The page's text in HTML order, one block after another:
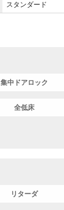
スタンダード
集中ドアロック
全低床
リターダ